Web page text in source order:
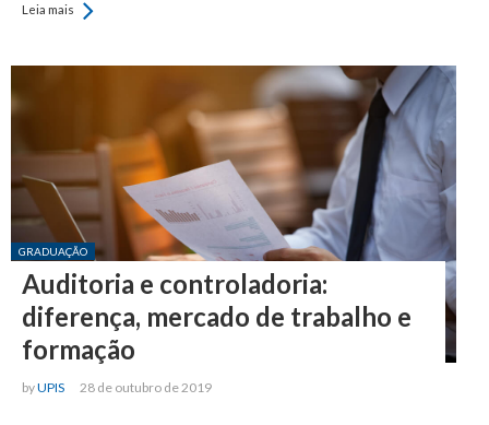
Leia mais
Posted in:
GRADUAÇÃO
Auditoria e controladoria:
diferença, mercado de trabalho e
formação
byUPIS 28 de outubro de 2019